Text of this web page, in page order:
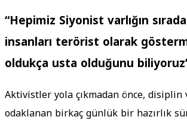
“Hepimiz Siyonist varlığın
insanları terörist olarak
oldukça usta olduğunu
Aktivistler yola çıkmadan önce,
odaklanan birkaç günlük bir hazırlık